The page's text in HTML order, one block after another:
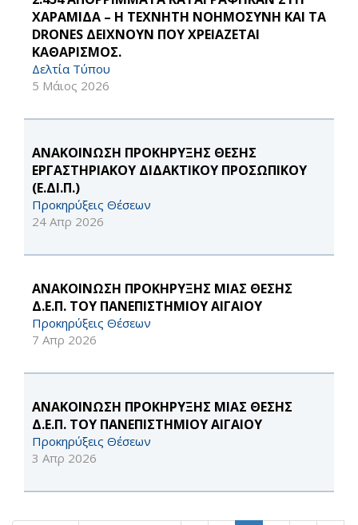
ΧΑΡΑΜΙΔΑ – Η ΤΕΧΝΗΤΗ ΝΟΗΜΟΣΥΝΗ ΚΑΙ ΤΑ
DRONES ΔΕΙΧΝΟΥΝ ΠΟΥ ΧΡΕΙΑΖΕΤΑΙ
ΚΑΘΑΡΙΣΜΟΣ.
Δελτία Τύπου
5 Μάιος 2026
ΑΝΑΚΟΙΝΩΣΗ ΠΡΟΚΗΡΥΞΗΣ ΘΕΣΗΣ
ΕΡΓΑΣΤΗΡΙΑΚΟΥ ΔΙΔΑΚΤΙΚΟΥ ΠΡΟΣΩΠΙΚΟΥ
(Ε.ΔΙ.Π.)
Προκηρύξεις Θέσεων
24 Απρ 2026
ΑΝΑΚΟΙΝΩΣΗ ΠΡΟΚΗΡΥΞΗΣ ΜΙΑΣ ΘΕΣΗΣ
Δ.Ε.Π. ΤΟΥ ΠΑΝΕΠΙΣΤΗΜΙΟΥ ΑΙΓΑΙΟΥ
Προκηρύξεις Θέσεων
7 Απρ 2026
ΑΝΑΚΟΙΝΩΣΗ ΠΡΟΚΗΡΥΞΗΣ ΜΙΑΣ ΘΕΣΗΣ
Δ.Ε.Π. ΤΟΥ ΠΑΝΕΠΙΣΤΗΜΙΟΥ ΑΙΓΑΙΟΥ
Προκηρύξεις Θέσεων
3 Απρ 2026